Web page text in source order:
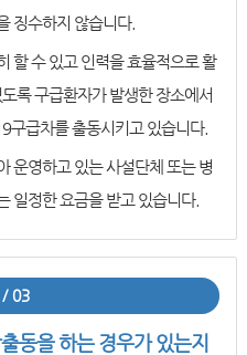
징수하지 않습니다.
할 수 있고 인력을 효율적으로 활
록 구급환자가 발생한 장소에서
구급차를 출동시키고 있습니다.
운영하고 있는 사설단체 또는 병
일정한 요금을 받고 있습니다.
/ 03
동을 하는 경우가 있는지